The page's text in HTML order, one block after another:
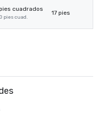
cuadrados
pies cuad.
17 pies